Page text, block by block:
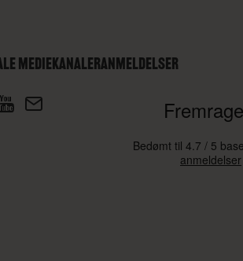
MEDIEKANALERANMELDELSER